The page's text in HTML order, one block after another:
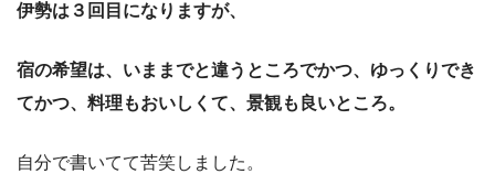
伊勢は３回目になりますが、
宿の希望は、いままでと違うところでかつ、ゆっくりでき
てかつ、料理もおいしくて、景観も良いところ。
自分で書いてて苦笑しました。